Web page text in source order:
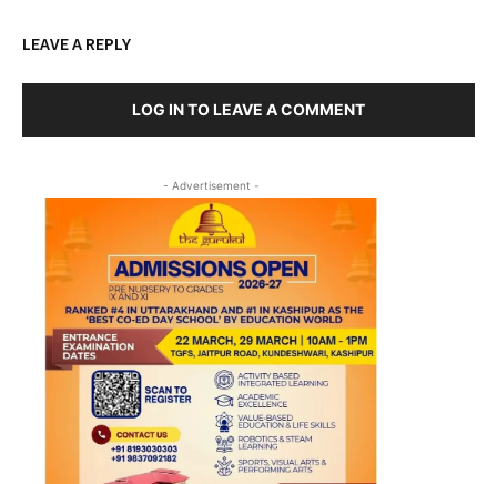
LEAVE A REPLY
LOG IN TO LEAVE A COMMENT
- Advertisement -